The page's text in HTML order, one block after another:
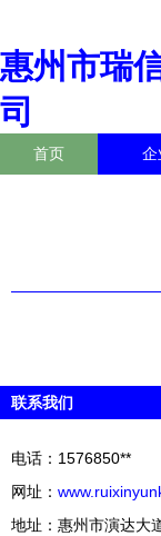
惠州市瑞
司
首页 企
联系我们
电话：1576850**
网址：
地址：惠州市演达大